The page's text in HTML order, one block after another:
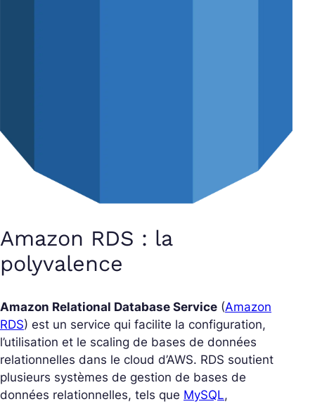
Amazon RDS : la
polyvalence
Amazon Relational Database Service (Amazon
RDS) est un service qui facilite la configuration,
l’utilisation et le scaling de bases de données
relationnelles dans le cloud d’AWS. RDS soutient
plusieurs systèmes de gestion de bases de
données relationnelles, tels que MySQL,